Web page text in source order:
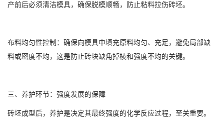
产前后必须清洁模具，确保脱模顺畅，防止粘料拉伤砖坯。
布料均匀性控制：确保向模具中填充原料均匀、充足，避免局部缺
料或密度不均，这是防止砖块缺角掉棱和强度不均的关键。
三、养护环节：强度发展的保障
砖坯成型后，养护是决定其最终强度的化学反应过程，至关重要。